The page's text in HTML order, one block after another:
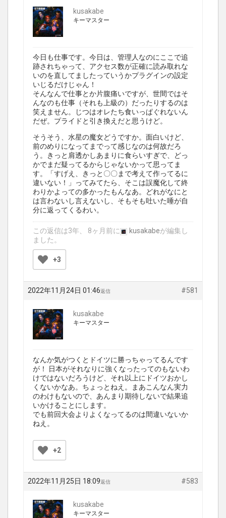
kusakabe
キーマスター
今日も仕事です。今日は、管理人なのにここで追
跡されちゃって、アクセス数が正確に読み取れな
いのを直してましたっていうかプラグインの設定
いじるだけじゃん！
そんなんで仕事とか片腹痛いですが、世間ではそ
んなのも仕事（それも上級の）だったりするのは
笑えません。じつはオレたち食いっぱぐれないん
だぜ。プライドと引き換えだと思うけど。
そうそう、水星の魔女どうですか。面白いけど、
前のめりになってまでって感じなのは何故だろ
う。きっと肩透かしあまりに食らいすぎで、どっ
かでまだ疑ってるからじゃないかって思ってま
す。「すげえ、きっと〇〇まで考えて作ってるに
違いない！」ってみてたら、そこは誤魔化して終
わりかよっての多かったもんなあ。どれがなにと
は言わないし言えないし、そもそも吐いた唾が自
分に返ってくるわい。
この返信は3年、 8ヶ月前に kusakabeが編集し
ました。
+3
2022年11月24日 01:46 #581
返信
kusakabe
キーマスター
なんか気がつくとドイツに勝っちゃってるんです
が！ 日本がそれなりに強くなったってのもないわ
けではないだろうけど、それ以上にドイツおかし
くないかなあ。ちょっとねえ。まあこんなん実力
のわけもないので、あんまり期待しないで結果追
いかけることにします。
でも前回大会よりよくなってるのは間違いないか
ねえ。
+2
2022年11月25日 18:09 #583
返信
kusakabe
キーマスター